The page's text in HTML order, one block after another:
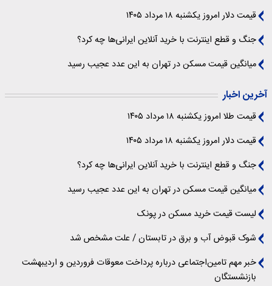
قیمت دلار امروز یکشنبه ۱۸ مرداد ۱۴۰۵
جنگ و قطع اینترنت با خرید آنلاین ایرانی‌ها چه کرد؟
میانگین قیمت مسکن در تهران به این عدد عجیب رسید
آخرین اخبار
قیمت طلا امروز یکشنبه ۱۸ مرداد ۱۴۰۵
قیمت دلار امروز یکشنبه ۱۸ مرداد ۱۴۰۵
جنگ و قطع اینترنت با خرید آنلاین ایرانی‌ها چه کرد؟
میانگین قیمت مسکن در تهران به این عدد عجیب رسید
لیست قیمت خرید مسکن در پونک
شوک قبوض آب و برق در تابستان / علت مشخص شد
خبر مهم تامین‌اجتماعی درباره پرداخت معوقات فروردین و اردیبهشت
بازنشستگان